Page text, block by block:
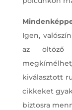
Igen,
az öltöző
kiválasztott
cikkeket
biztosra